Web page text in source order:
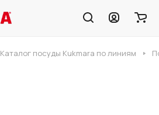
Каталог посуды Kukmara по линиям